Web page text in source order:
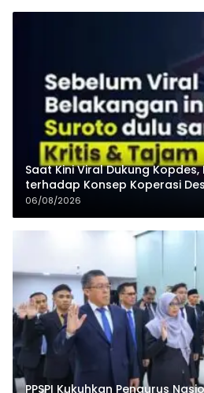
Saat Kini Viral Dukung
terhadap Konsep Koperasi
06/08/2026
PPSPI Kukuhkan Pengurus